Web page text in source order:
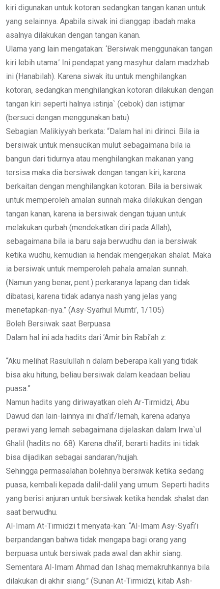
kiri digunakan untuk kotoran sedangkan tangan kanan untuk
yang selainnya. Apabila siwak ini dianggap ibadah maka
asalnya dilakukan dengan tangan kanan.
Ulama yang lain mengatakan: ‘Bersiwak menggunakan tangan
kiri lebih utama.’ Ini pendapat yang masyhur dalam madzhab
ini (Hanabilah). Karena siwak itu untuk menghilangkan
kotoran, sedangkan menghilangkan kotoran dilakukan dengan
tangan kiri seperti halnya istinja` (cebok) dan istijmar
(bersuci dengan menggunakan batu).
Sebagian Malikiyyah berkata: “Dalam hal ini dirinci. Bila ia
bersiwak untuk mensucikan mulut sebagaimana bila ia
bangun dari tidurnya atau menghilangkan makanan yang
tersisa maka dia bersiwak dengan tangan kiri, karena
berkaitan dengan menghilangkan kotoran. Bila ia bersiwak
untuk memperoleh amalan sunnah maka dilakukan dengan
tangan kanan, karena ia bersiwak dengan tujuan untuk
melakukan qurbah (mendekatkan diri pada Allah),
sebagaimana bila ia baru saja berwudhu dan ia bersiwak
ketika wudhu, kemudian ia hendak mengerjakan shalat. Maka
ia bersiwak untuk memperoleh pahala amalan sunnah.
(Namun yang benar, pent.) perkaranya lapang dan tidak
dibatasi, karena tidak adanya nash yang jelas yang
menetapkan-nya.” (Asy-Syarhul Mumti’, 1/105)
Boleh Bersiwak saat Berpuasa
Dalam hal ini ada hadits dari ‘Amir bin Rabi’ah z:
“Aku melihat Rasulullah n dalam beberapa kali yang tidak
bisa aku hitung, beliau bersiwak dalam keadaan beliau
puasa.”
Namun hadits yang diriwayatkan oleh Ar-Tirmidzi, Abu
Dawud dan lain-lainnya ini dha’if/lemah, karena adanya
perawi yang lemah sebagaimana dijelaskan dalam Irwa`ul
Ghalil (hadits no. 68). Karena dha’if, berarti hadits ini tidak
bisa dijadikan sebagai sandaran/hujjah.
Sehingga permasalahan bolehnya bersiwak ketika sedang
puasa, kembali kepada dalil-dalil yang umum. Seperti hadits
yang berisi anjuran untuk bersiwak ketika hendak shalat dan
saat berwudhu.
Al-Imam At-Tirmidzi t menyata-kan: “Al-Imam Asy-Syafi’i
berpandangan bahwa tidak mengapa bagi orang yang
berpuasa untuk bersiwak pada awal dan akhir siang.
Sementara Al-Imam Ahmad dan Ishaq memakruhkannya bila
dilakukan di akhir siang.” (Sunan At-Tirmidzi, kitab Ash-